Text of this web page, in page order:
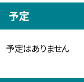
予定
予定はありません